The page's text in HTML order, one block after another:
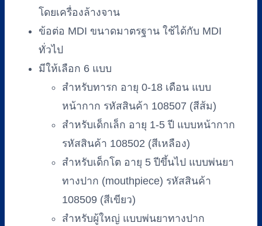
โดยเครื่องล้างจาน
ข้อต่อ MDI ขนาดมาตรฐาน ใช้ได้กับ MDI
ทั่วไป
มีให้เลือก 6 แบบ
สำหรับทารก อายุ 0-18 เดือน แบบ
หน้ากาก รหัสสินค้า 108507 (สีส้ม)
สำหรับเด็กเล็ก อายุ 1-5 ปี แบบหน้ากาก
รหัสสินค้า 108502 (สีเหลือง)
สำหรับเด็กโต อายุ 5 ปีขึ้นไป แบบพ่นยา
ทางปาก (mouthpiece) รหัสสินค้า
108509 (สีเขียว)
สำหรับผู้ใหญ่ แบบพ่นยาทางปาก